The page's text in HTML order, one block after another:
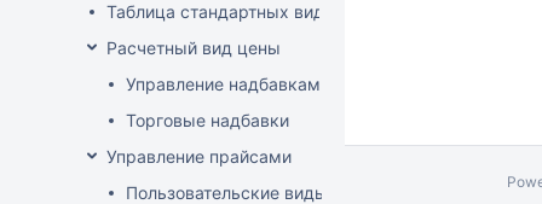
Таблица стандартных видов цен
Расчетный вид цены
Управление надбавками
Торговые надбавки
Управление прайсами
Пользовательские виды цен